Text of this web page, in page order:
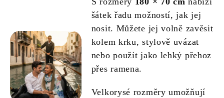
šátek řadu možností, jak jej
nosit. Můžete jej volně zavěsit
kolem krku, stylově uvázat
nebo použít jako lehký přehoz
přes ramena.
Velkorysé rozměry umožňují